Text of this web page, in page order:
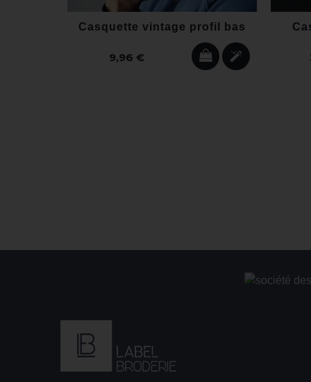
Casquette vintage profil bas
9,96 €